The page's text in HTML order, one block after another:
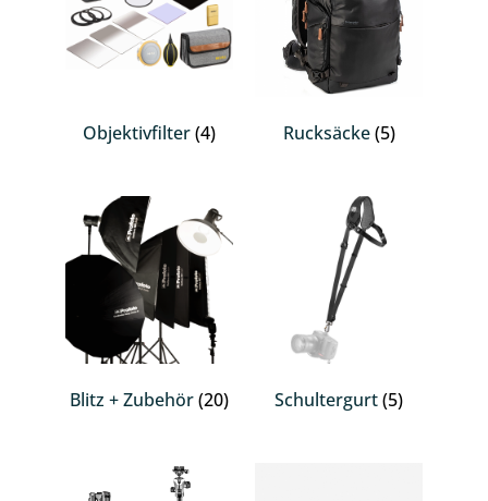
Objektivfilter(4) Rucksäcke(5)
Blitz + Zubehör(20) Schultergurt(5)